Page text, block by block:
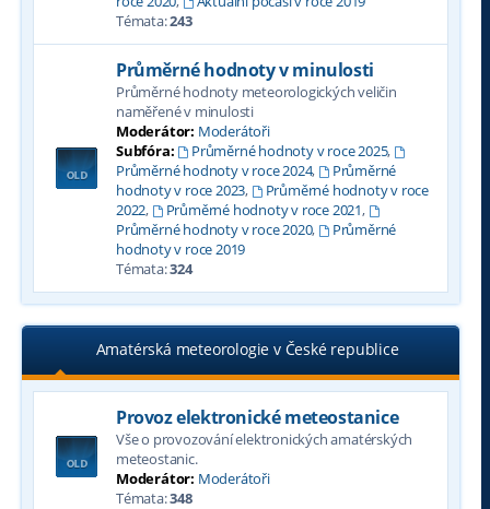
Témata:243
Průměrné hodnoty v minulosti
Průměrné hodnoty meteorologických veličin
naměřené v minulosti
Moderátor: Moderátoři
Subfóra:
Průměrné hodnoty v roce 2025,
Průměrné hodnoty v roce 2024,
Průměrné
hodnoty v roce 2023,
Průměrné hodnoty v roce
2022, Průměrné hodnoty v roce 2021,
Průměrné hodnoty v roce 2020,
Průměrné
hodnoty v roce 2019
Témata:324
Amatérská meteorologie v České republice
Provoz elektronické meteostanice
Vše o provozování elektronických amatérských
meteostanic.
Moderátor: Moderátoři
Témata:348